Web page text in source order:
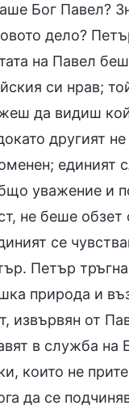
Бог Павел?
дело?
на Павел
си нрав;
да видиш кой
другият
единият
уважение и
не беше
се
Петър
природа и
извървян от
в служба на
които не
да се